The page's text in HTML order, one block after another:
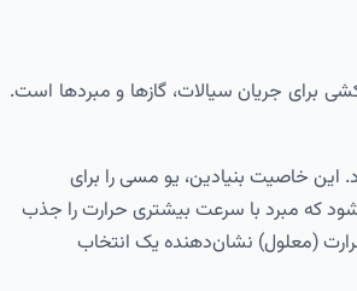
می‌شود. این خاصیت بنیادین، یو مسی را برای
که مبرد با سرعت بیشتری حرارت را جذب
(معلول) نشان‌دهنده یک انتخاب